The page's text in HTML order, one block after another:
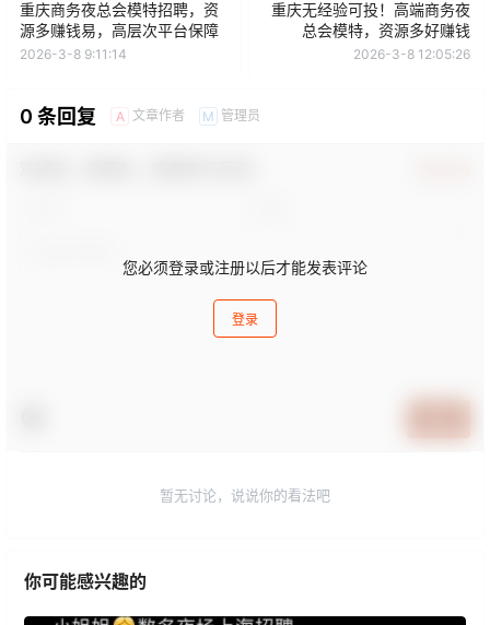
重庆商务夜总会模特招聘，资
源多赚钱易，高层次平台保障
2026-3-8 9:11:14
重庆无经验可投！高端商务夜
总会模特，资源多好赚钱
2026-3-8 12:05:26
0 条回复 A 文章作者 M 管理员
您必须登录或注册以后才能发表评论
登录
暂无讨论，说说你的看法吧
你可能感兴趣的